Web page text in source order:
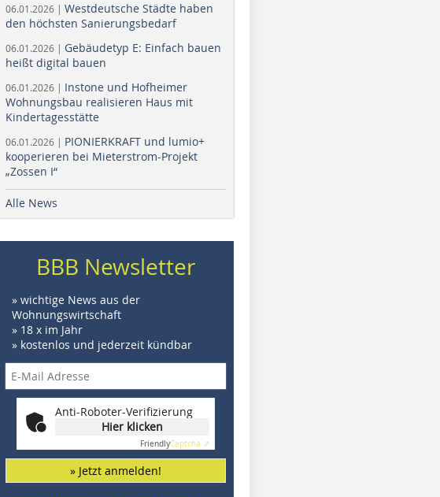
06.01.2026 | Westdeutsche Städte haben
den höchsten Sanierungsbedarf
06.01.2026 | Gebäudetyp E: Einfach bauen
heißt digital bauen
06.01.2026 | Instone und Hofheimer
Wohnungsbau realisieren Haus mit
Kindertagesstätte
06.01.2026 | PIONIERKRAFT und lumio+
kooperieren bei Mieterstrom-Projekt
„Zossen I“
Alle News
BBB Newsletter
» wichtige News aus der
Wohnungswirtschaft
» 18 x im Jahr
» kostenlos und jederzeit kündbar
Anti-Roboter-Verifizierung
Hier klicken
FriendlyCaptcha ⇗
» Jetzt anmelden!